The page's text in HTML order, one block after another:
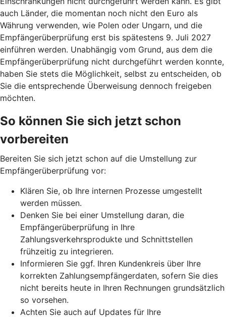
auch Länder, die momentan noch nicht den Euro als
Währung verwenden, wie Polen oder Ungarn, und die
Empfängerüberprüfung erst bis spätestens 9. Juli 2027
einführen werden. Unabhängig vom Grund, aus dem die
Empfängerüberprüfung nicht durchgeführt werden konnte,
haben Sie stets die Möglichkeit, selbst zu entscheiden, ob
Sie die entsprechende Überweisung dennoch freigeben
möchten.
So können Sie sich jetzt schon
vorbereiten
Bereiten Sie sich jetzt schon auf die Umstellung zur
Empfängerüberprüfung vor:
Klären Sie, ob Ihre internen Prozesse umgestellt
werden müssen.
Denken Sie bei einer Umstellung daran, die
Empfängerüberprüfung in Ihre
Zahlungsverkehrsprodukte und Schnittstellen
frühzeitig zu integrieren.
Informieren Sie ggf. Ihren Kundenkreis über Ihre
korrekten Zahlungsempfängerdaten, sofern Sie dies
nicht bereits heute in Ihren Rechnungen grundsätzlich
so vorsehen.
Achten Sie auch auf Updates für Ihre